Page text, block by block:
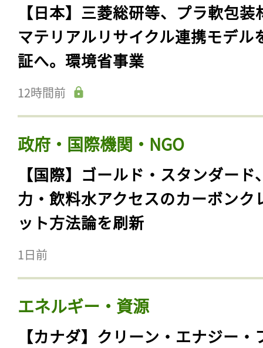
【日本】三菱総研等、プラ軟包装
マテリアルリサイクル連携モデル
証へ。環境省事業
12時間前
政府・国際機関・NGO
【国際】ゴールド・スタンダード
力・飲料水アクセスのカーボンク
ット方法論を刷新
1日前
エネルギー・資源
【カナダ】クリーン・エナジー・